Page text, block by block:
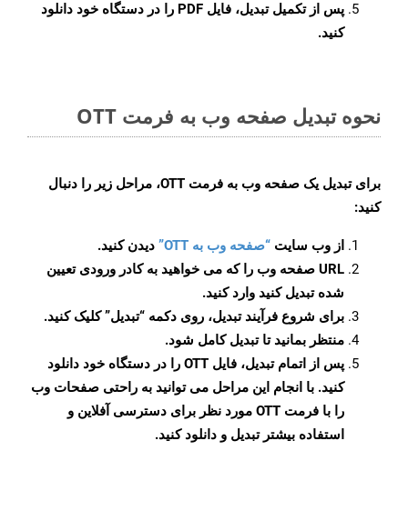
پس از تکمیل تبدیل، فایل PDF را در دستگاه خود دانلود
کنید.
نحوه تبدیل صفحه وب به فرمت OTT
برای تبدیل یک صفحه وب به فرمت OTT، مراحل زیر را دنبال
کنید:
از وب سایت “صفحه وب به OTT”
دیدن کنید.
URL صفحه وب را که می خواهید به کادر ورودی تعیین
شده تبدیل کنید وارد کنید.
برای شروع فرآیند تبدیل، روی دکمه “تبدیل” کلیک کنید.
منتظر بمانید تا تبدیل کامل شود.
پس از اتمام تبدیل، فایل OTT را در دستگاه خود دانلود
کنید. با انجام این مراحل می توانید به راحتی صفحات وب
را با فرمت OTT مورد نظر برای دسترسی آفلاین و
استفاده بیشتر تبدیل و دانلود کنید.